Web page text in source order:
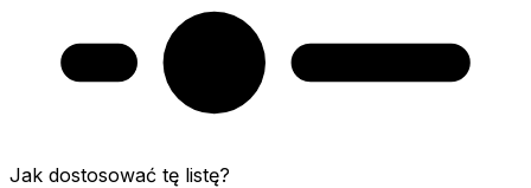
Jak dostosować tę listę?